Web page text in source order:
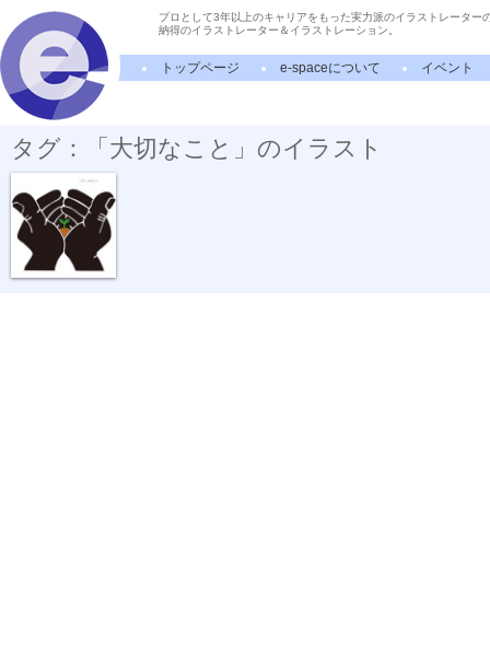
プロとして3年以上のキャリアをもった実力派のイラストレーター
納得のイラストレーター＆イラストレーション。
トップページ e-spaceについて イベント
タグ：「大切なこと」のイラスト
大切なこと